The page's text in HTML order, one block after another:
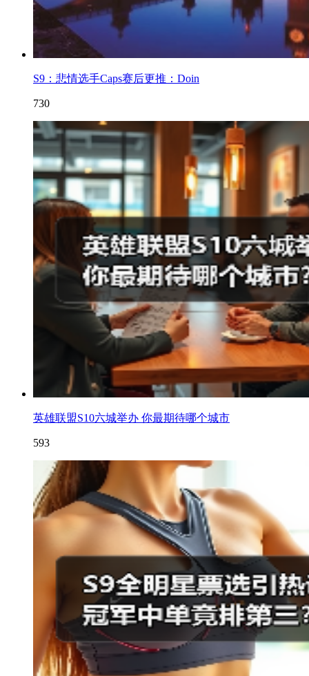
S9：悲情选手Caps赛后更推：Doin
730
英雄联盟S10六城举办 你最期待哪个城市
593